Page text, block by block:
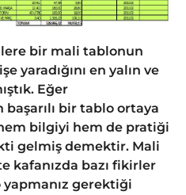
bir mali tablonun
yaradığını en yalın ve
Eğer
başarılı bir tablo ortaya
hem bilgiyi hem de pratiği
gelmiş demektir. Mali
kafanızda bazı fikirler
gerektiği